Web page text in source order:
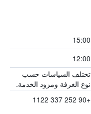
15:00
12:00
تختلف السياسات حسب
نوع الغرفة ومزود الخدمة.
+90 252 337 1122